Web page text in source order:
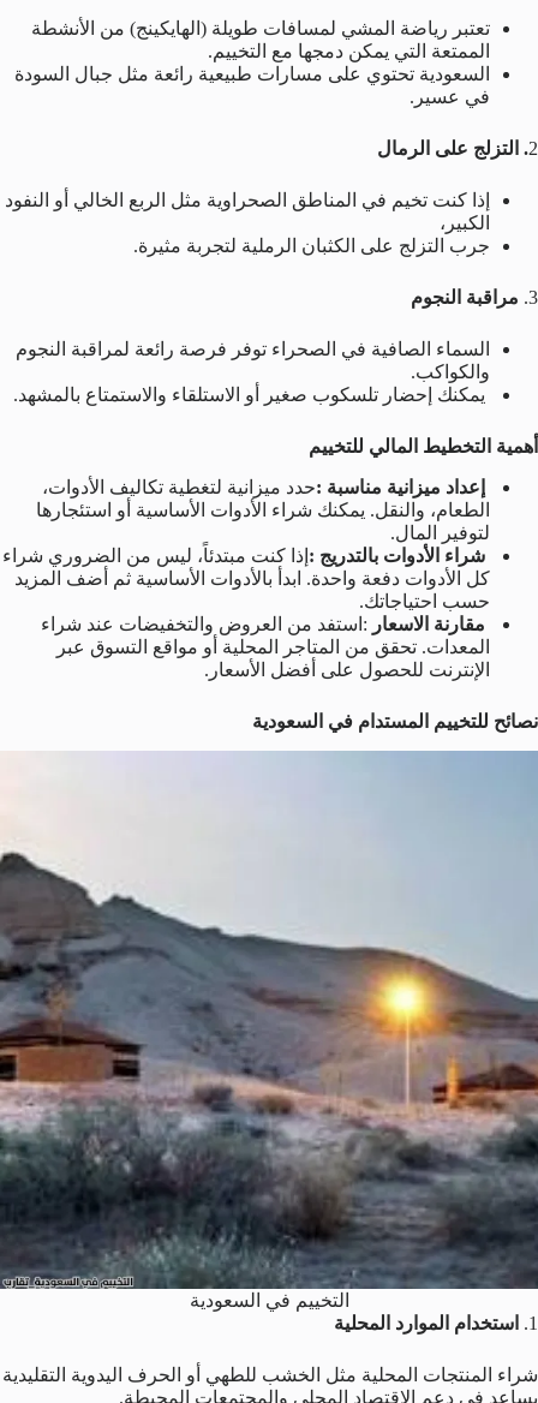
تعتبر رياضة المشي لمسافات طويلة (الهايكينج) من الأنشطة
الممتعة التي يمكن دمجها مع التخييم.
السعودية تحتوي على مسارات طبيعية رائعة مثل جبال السودة
في عسير.
2. التزلج على الرمال
إذا كنت تخيم في المناطق الصحراوية مثل الربع الخالي أو النفود
الكبير،
جرب التزلج على الكثبان الرملية لتجربة مثيرة.
3. مراقبة النجوم
السماء الصافية في الصحراء توفر فرصة رائعة لمراقبة النجوم
والكواكب.
يمكنك إحضار تلسكوب صغير أو الاستلقاء والاستمتاع بالمشهد.
أهمية التخطيط المالي للتخييم
إعداد ميزانية مناسبة :حدد ميزانية لتغطية تكاليف الأدوات،
الطعام، والنقل. يمكنك شراء الأدوات الأساسية أو استئجارها
لتوفير المال.
شراء الأدوات بالتدريج : إذا كنت مبتدئاً، ليس من الضروري شراء
كل الأدوات دفعة واحدة. ابدأ بالأدوات الأساسية ثم أضف المزيد
حسب احتياجاتك.
مقارنة الاسعار :استفد من العروض والتخفيضات عند شراء
المعدات. تحقق من المتاجر المحلية أو مواقع التسوق عبر
الإنترنت للحصول على أفضل الأسعار.
نصائح للتخييم المستدام في السعودية
التخييم في السعودية
1.
استخدام الموارد المحلية
شراء المنتجات المحلية مثل الخشب للطهي أو الحرف اليدوية التقليدية
يساعد في دعم الاقتصاد المحلي والمجتمعات المحيطة.